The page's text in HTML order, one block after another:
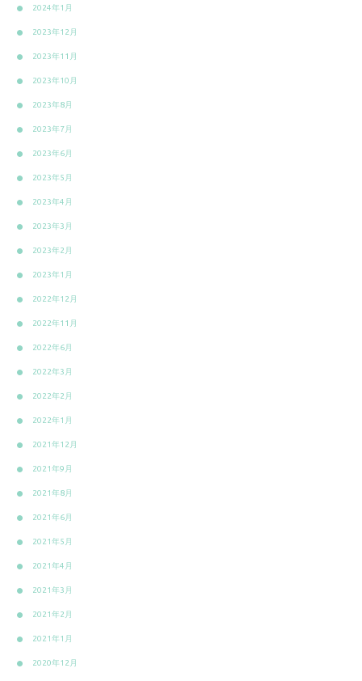
2024年1月
2023年12月
2023年11月
2023年10月
2023年8月
2023年7月
2023年6月
2023年5月
2023年4月
2023年3月
2023年2月
2023年1月
2022年12月
2022年11月
2022年6月
2022年3月
2022年2月
2022年1月
2021年12月
2021年9月
2021年8月
2021年6月
2021年5月
2021年4月
2021年3月
2021年2月
2021年1月
2020年12月